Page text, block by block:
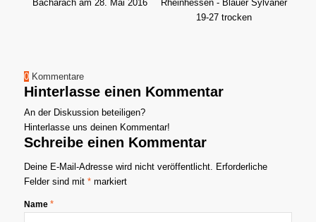
0 Kommentare
Hinterlasse einen Kommentar
An der Diskussion beteiligen?
Hinterlasse uns deinen Kommentar!
Schreibe einen Kommentar
Deine E-Mail-Adresse wird nicht veröffentlicht.
Erforderliche
Felder sind mit *markiert
Name *